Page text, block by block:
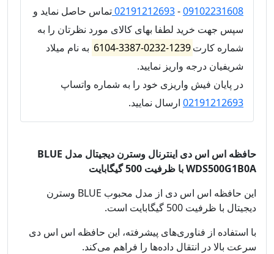
09102231608
-
02191212693تماس حاصل نماید و
سپس جهت خرید لطفا بهای کالای مورد نظرتان را به
شماره کارت1239-0232-3387-6104
به نام میلاد
شریفیان درجه واریز نمایید.
در پایان فیش واریزی خود را به شماره واتساپ
02191212693 ارسال نمایید.
حافظه اس اس دی اینترنال وسترن دیجیتال مدل BLUE
WDS500G1B0A با ظرفیت 500 گیگابایت
این حافظه اس اس دی از مدل محبوب BLUE وسترن
دیجیتال با ظرفیت 500 گیگابایت است.
با استفاده از فناوری‌های پیشرفته، این حافظه اس اس دی
سرعت بالا در انتقال داده‌ها را فراهم می‌کند.